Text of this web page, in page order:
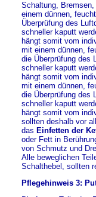
Schaltung,
einem dünnen,
Überprüfung des
schneller kaputt
hängt somit vom
mit einem dünnen,
die Überprüfung des
schneller kaputt
hängt somit vom
mit einem dünnen,
die Überprüfung des
schneller kaputt
hängt somit vom
sollten deshalb vor
das Einfetten der
oder Fett in
von Schmutz und
Alle beweglichen
Schalthebel, sollten
Pflegehinweis 3: